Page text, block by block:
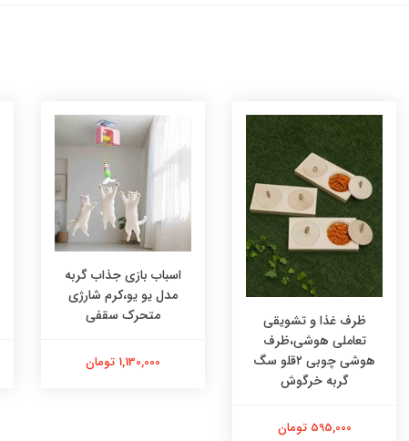
ظرف غذا و تشویقی
تعاملی هوشی،ظرف
هوشی چوبی ۲قلو سگ
گربه خرگوش
595,000 تومان
اسباب بازی جذاب گربه
مدل یو یو،کرم شارژی
متحرک سقفی
1,130,000 تومان